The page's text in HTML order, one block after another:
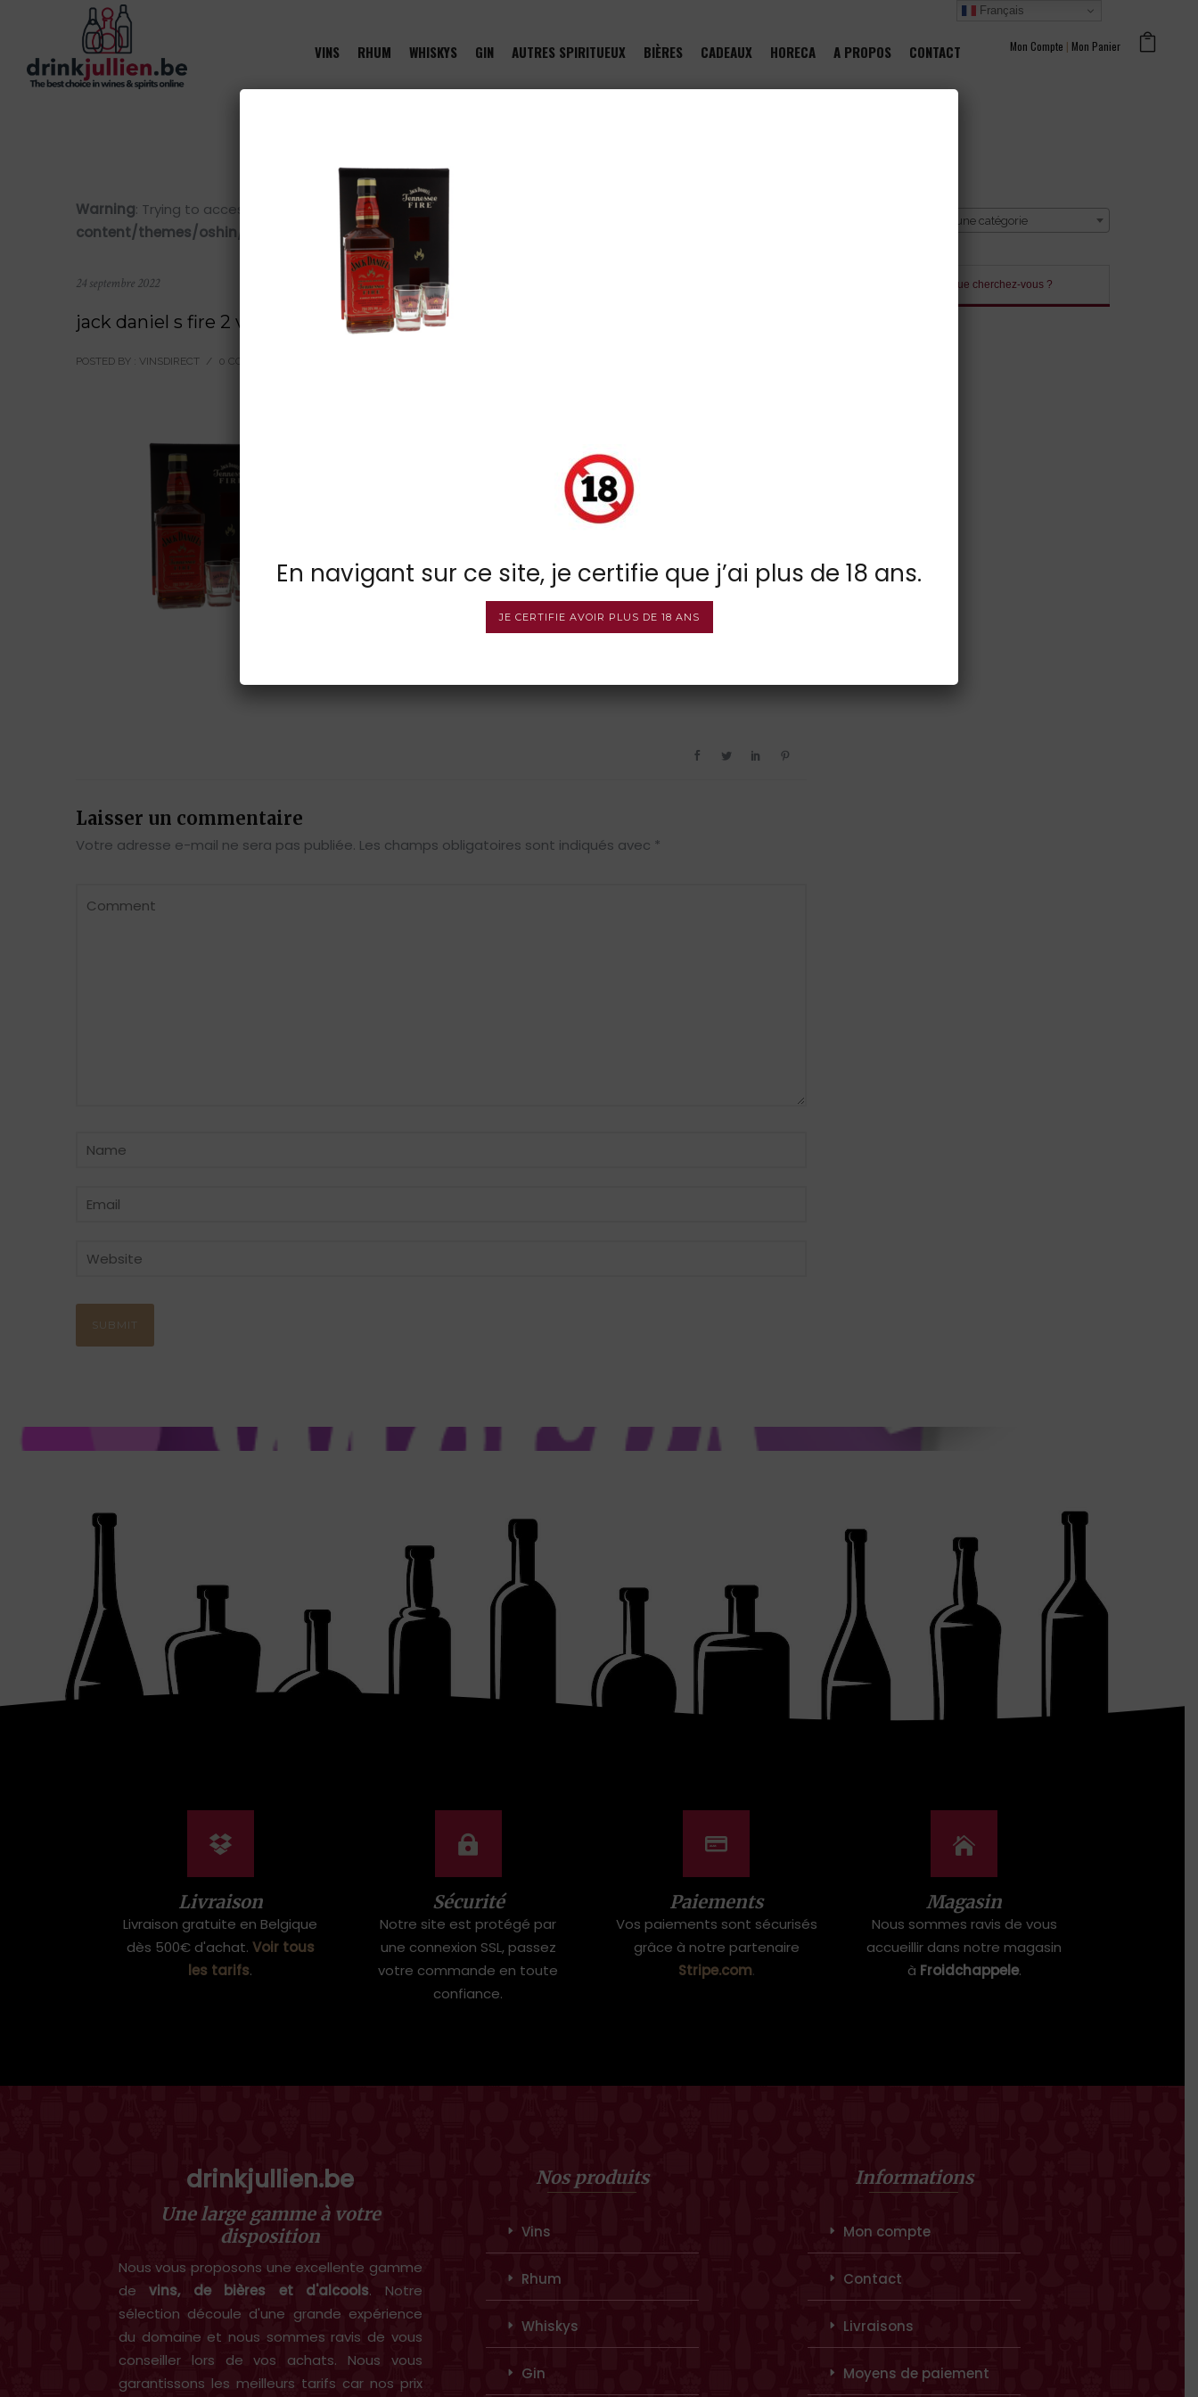
Mon Compte | Mon Panier
VINS RHUM WHISKYS GIN AUTRES SPIRITUEUX BIÈRES CADEAUX HORECA A PROPOS CONTACT
Warning: Trying to access array offset on value of type null in
content/themes/oshin/content.php
on line28
24 septembre 2022
jack daniel s fire 2 verres 35 07l
POSTED BY : VINSDIRECT / 0 COMMENTS
Laisser un commentaire
Votre adresse e-mail ne sera pas publiée. Les champs obligatoires sont indiqués avec *
Sélectionner une catégorie
Livraison
Livraison gratuite en Belgique
dès 500€ d'achat. Voir tous
les tarifs.
Sécurité
Notre site est protégé par
une connexion SSL, passez
votre commande en toute
confiance.
Paiements
Vos paiements sont sécurisés
grâce à notre partenaire
Stripe.com.
Magasin
Nous sommes ravis de vous
accueillir dans notre magasin
à Froidchappele.
drinkjullien.be
Une large gamme à votre
disposition
Nous vous proposons une excellente gamme
devins, de bières et d'alcools. Notre
sélection découle d'une grande expérience
du domaine et nous sommes ravis de vous
conseiller lors de vos achats. Nous vous
garantissons les meilleurs tarifs car nos prix
Nos produits
Vins
Rhum
Whiskys
Gin
Informations
Mon compte
Contact
Livraisons
Moyens de paiement
Français
En navigant sur ce site, je certifie que j’ai plus de 18 ans.
JE CERTIFIE AVOIR PLUS DE 18 ANS